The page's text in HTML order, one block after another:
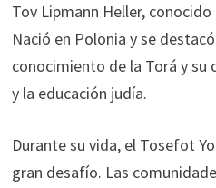
Tov Lipmann Heller,
Nació en Polonia y se
conocimiento de la Torá y su
y la educación judía.
Durante su vida, el Tosefot
gran desafío. Las